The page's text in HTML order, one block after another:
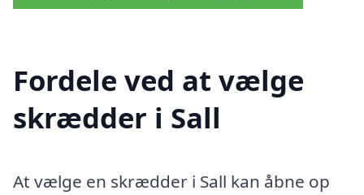
Fordele ved at vælge
skrædder i Sall
At vælge en skrædder i Sall kan åbne op